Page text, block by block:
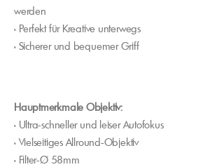
werden
• Perfekt für Kreative unterwegs
• Sicherer und bequemer Griff
Hauptmerkmale Objektiv:
• Ultra-schneller und leiser Autofokus
• Vielseitiges Allround-Objektiv
• Filter-Ø 58mm